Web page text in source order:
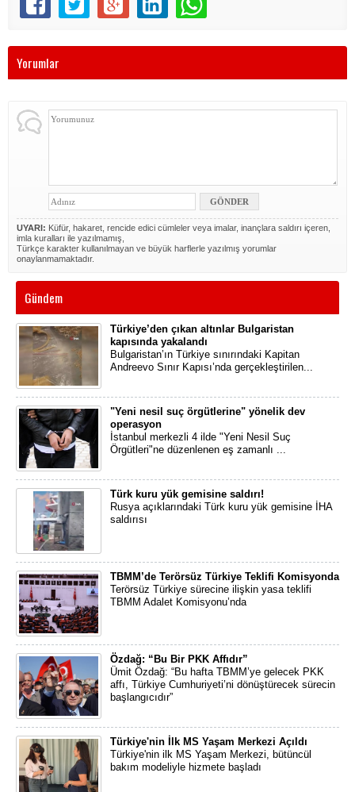
Yorumlar
UYARI: Küfür, hakaret, rencide edici cümleler veya imalar, inançlara saldırı içeren,
imla kuralları ile yazılmamış,
Türkçe karakter kullanılmayan ve büyük harflerle yazılmış yorumlar
onaylanmamaktadır.
Gündem
Türkiye’den çıkan altınlar Bulgaristan
kapısında yakalandı
Bulgaristan’ın Türkiye sınırındaki Kapitan
Andreevo Sınır Kapısı’nda gerçekleştirilen...
"Yeni nesil suç örgütlerine" yönelik dev
operasyon
İstanbul merkezli 4 ilde "Yeni Nesil Suç
Örgütleri"ne düzenlenen eş zamanlı ...
Türk kuru yük gemisine saldırı!
Rusya açıklarındaki Türk kuru yük gemisine İHA
saldırısı
TBMM’de Terörsüz Türkiye Teklifi Komisyonda
Terörsüz Türkiye sürecine ilişkin yasa teklifi
TBMM Adalet Komisyonu’nda
Özdağ: “Bu Bir PKK Affıdır”
Ümit Özdağ: “Bu hafta TBMM’ye gelecek PKK
affı, Türkiye Cumhuriyeti’ni dönüştürecek sürecin
başlangıcıdır”
Türkiye'nin İlk MS Yaşam Merkezi Açıldı
Türkiye'nin ilk MS Yaşam Merkezi, bütüncül
bakım modeliyle hizmete başladı